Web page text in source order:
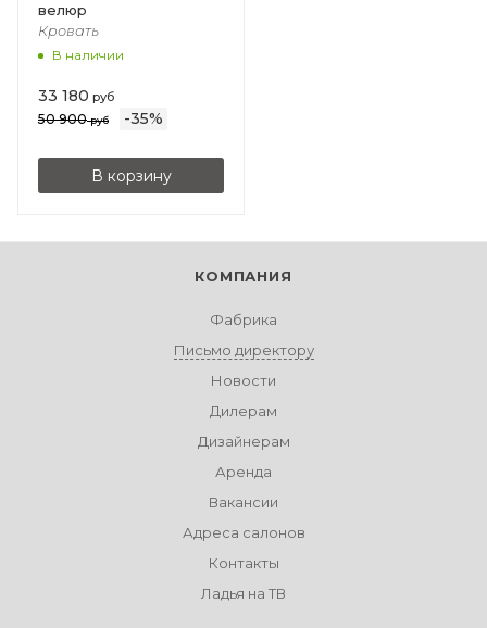
велюр
Кровать
В наличии
33 180 руб
50 900руб -35%
В корзину
КОМПАНИЯ
Фабрика
Письмо директору
Новости
Дилерам
Дизайнерам
Аренда
Вакансии
Адреса салонов
Контакты
Ладья на ТВ